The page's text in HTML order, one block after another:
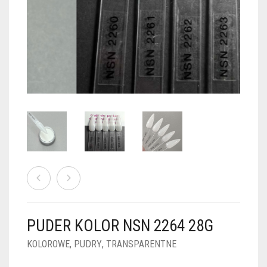
PUDRY BROKATOWE
PUDRY Z DROBINKAMI
PUDRY KOLOR PUR
PUDRY ŚWIECĄCE
FOIL DIP
PUDER KOLOR NSN 2264 28G
KOLOROWE, PUDRY, TRANSPARENTNE